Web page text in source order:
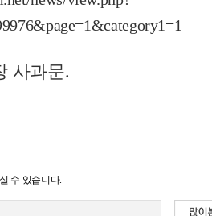
사과문.
수 있습니다.